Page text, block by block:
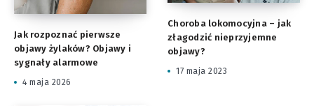
Jak rozpoznać pierwsze
objawy żylaków? Objawy i
sygnały alarmowe
4 maja 2026
Choroba lokomocyjna – jak
złagodzić nieprzyjemne
objawy?
17 maja 2023